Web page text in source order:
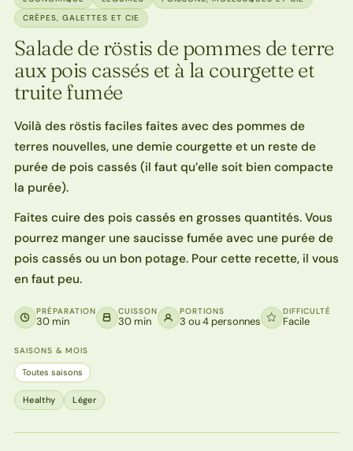
CRÊPES, GALETTES ET CIE
Salade de röstis de pommes de terre
aux pois cassés et à la courgette et
truite fumée
Voilà des röstis faciles faites avec des pommes de
terres nouvelles, une demie courgette et un reste de
purée de pois cassés (il faut qu’elle soit bien compacte
la purée).
Faites cuire des pois cassés en grosses quantités. Vous
pourrez manger une saucisse fumée avec une purée de
pois cassés ou un bon potage. Pour cette recette, il vous
en faut peu.
PRÉPARATION
30 min
CUISSON
30 min
PORTIONS
3 ou 4 personnes
DIFFICULTÉ
Facile
SAISONS & MOIS
Toutes saisons
Healthy Léger